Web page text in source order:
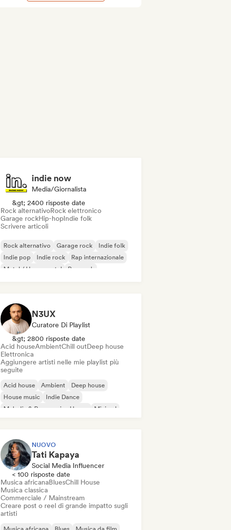
indie now
Media/Giornalista
&gt; 2400 risposte date
Rock alternativoRock elettronico
Garage rockHip-hopIndie folk
Scrivere articoli
Rock alternativo Garage rock
Indie folk
Indie pop
Indie rock
Rap internazionale
Metal / Heavy metal
Pop rock
N3UX
Curatore Di Playlist
&gt; 2800 risposte date
Acid houseAmbientChill outDeep house
Elettronica
Aggiungere artisti nelle mie playlist più
seguite
Acid house Ambient
Deep house
House music
Indie Dance
Melodic & Progressive House
Minimal
NUOVO
Tati Kapaya
Social Media Influencer
< 100 risposte date
Musica africanaBluesChill House
Musica classica
Commerciale / Mainstream
Creare post o reel di grande impatto sugli
artisti